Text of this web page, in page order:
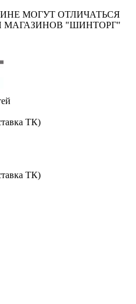
МОГУТ ОТЛИЧАТЬСЯ
МАГАЗИНОВ "ШИНТОРГ"
ТК)
ТК)